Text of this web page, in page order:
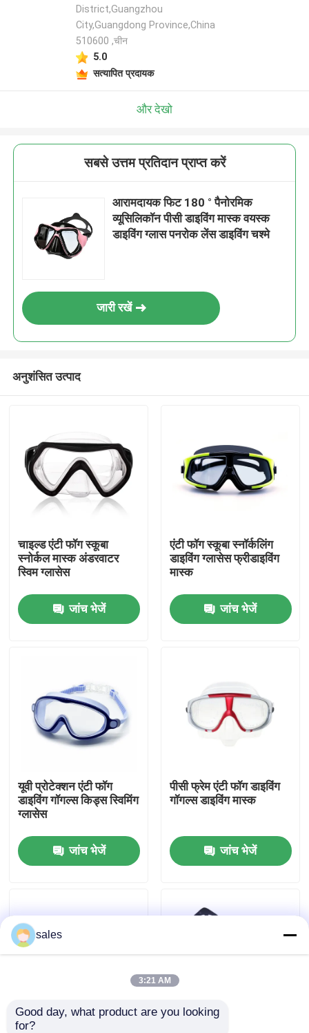
हमारे बारे में
संपर्क करें
समाचार
एक उद्धरण का अनुरोध करें
सुरक्षा चश्मा काले चश्मे
District,Guangzhou
City,Guangdong Province,China
510600 ,चीन
5.0
सत्यापित प्रदायक
और देखो
सबसे उत्तम प्रतिदान प्राप्त करें
आरामदायक फिट 180 ° पैनोरमिक
व्यूसिलिकॉन पीसी डाइविंग मास्क वयस्क
डाइविंग ग्लास पनरोक लेंस डाइविंग चश्मे
जारी रखें
अनुशंसित उत्पाद
चाइल्ड एंटी फॉग स्कूबा
स्नोर्कल मास्क अंडरवाटर
स्विम ग्लासेस
जांच भेजें
एंटी फॉग स्कूबा स्नॉर्कलिंग
डाइविंग ग्लासेस फ्रीडाइविंग
मास्क
जांच भेजें
यूवी प्रोटेक्शन एंटी फॉग
डाइविंग गॉगल्स किड्स स्विमिंग
ग्लासेस
जांच भेजें
पीसी फ्रेम एंटी फॉग डाइविंग
गॉगल्स डाइविंग मास्क
जांच भेजें
फ्रैमलेस लिक्विड सिलिकॉन
sales
3:21 AM
Good day, what product are you looking
for?